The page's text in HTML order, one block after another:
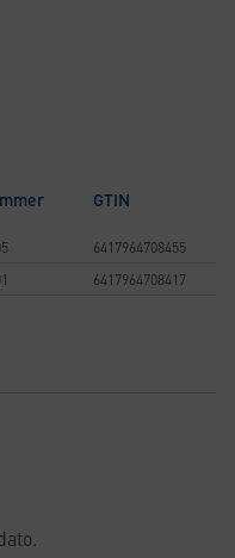
GTIN
6417964708455
6417964708417